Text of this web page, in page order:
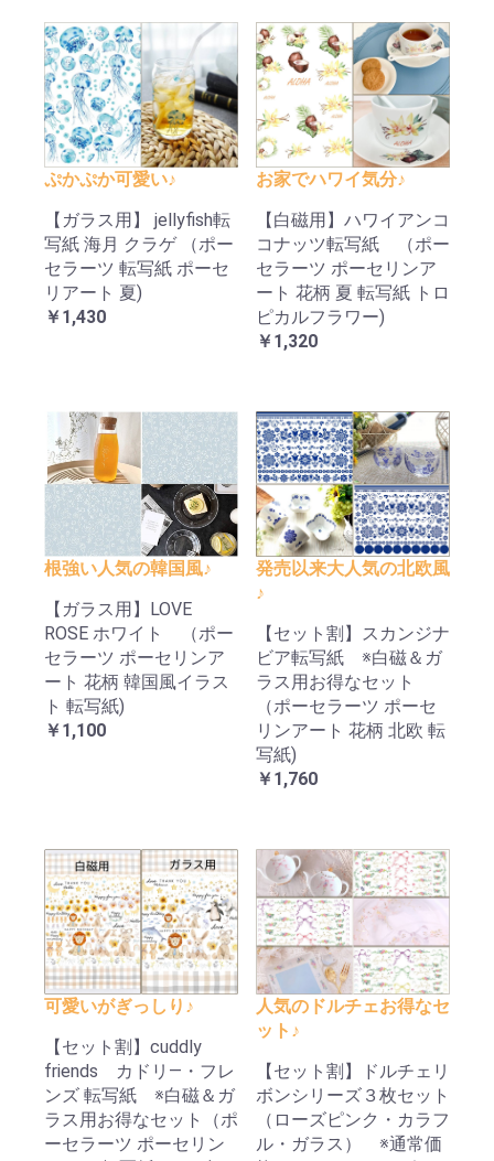
ぷかぷか可愛い♪
【ガラス用】 jellyfish転
写紙 海月 クラゲ （ポー
セラーツ 転写紙 ポーセ
リアート 夏)
￥1,430
お家でハワイ気分♪
【白磁用】ハワイアンコ
コナッツ転写紙 （ポー
セラーツ ポーセリンア
ート 花柄 夏 転写紙 トロ
ピカルフラワー)
￥1,320
根強い人気の韓国風♪
【ガラス用】LOVE
ROSE ホワイト （ポー
セラーツ ポーセリンア
ート 花柄 韓国風イラス
ト 転写紙)
￥1,100
発売以来大人気の北欧風
♪
【セット割】スカンジナ
ビア転写紙 ※白磁＆ガ
ラス用お得なセット
（ポーセラーツ ポーセ
リンアート 花柄 北欧 転
写紙)
￥1,760
可愛いがぎっしり♪
【セット割】cuddly
friends カドリ―・フレ
ンズ 転写紙 ※白磁＆ガ
ラス用お得なセット（ポ
ーセラーツ ポーセリン
人気のドルチェお得なセ
ット♪
【セット割】ドルチェリ
ボンシリーズ３枚セット
（ローズピンク・カラフ
ル・ガラス） ※通常価